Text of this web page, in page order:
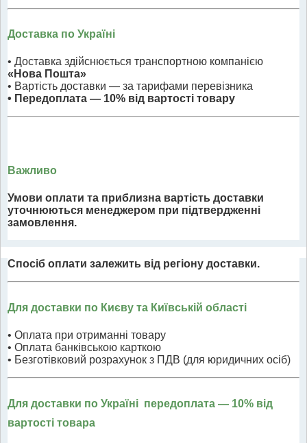
Доставка по Україні
• Доставка здійснюється транспортною компанією
«Нова Пошта»
• Вартість доставки — за тарифами перевізника
• Передоплата — 10% від вартості товару
Важливо
Умови оплати та приблизна вартість доставки
уточнюються менеджером при підтвердженні
замовлення.
Спосіб оплати залежить від регіону доставки.
Для доставки по Києву та Київській області
• Оплата при отриманні товару
• Оплата банківською карткою
• Безготівковий розрахунок з ПДВ (для юридичних осіб)
Для доставки по Україні передоплата — 10% від
вартості товара